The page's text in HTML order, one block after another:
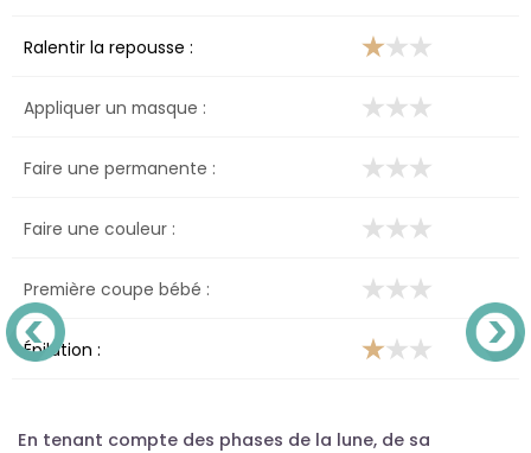
Ralentir la repousse :
Appliquer un masque :
Faire une permanente :
Faire une couleur :
Première coupe bébé :
Épilation :
En tenant compte des phases de la lune, de sa